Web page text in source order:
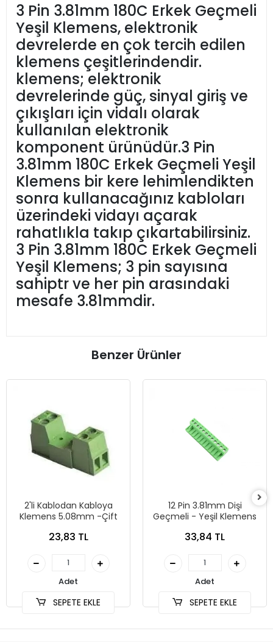
3 Pin 3.81mm 180C Erkek Geçmeli
Yeşil Klemens, elektronik
devrelerde en çok tercih edilen
klemens çeşitlerindendir.
klemens; elektronik
devrelerinde güç, sinyal giriş ve
çıkışları için vidalı olarak
kullanılan elektronik
komponent ürünüdür.3 Pin
3.81mm 180C Erkek Geçmeli Yeşil
Klemens bir kere lehimlendikten
sonra kullanacağınız kabloları
üzerindeki vidayı açarak
rahatlıkla takıp çıkartabilirsiniz.
3 Pin 3.81mm 180C Erkek Geçmeli
Yeşil Klemens; 3 pin sayısına
sahiptr ve her pin arasındaki
mesafe 3.81mmdir.
Benzer Ürünler
2'li Kablodan Kabloya
Klemens 5.08mm -Çift
23,83 TL
Adet
SEPETE EKLE
12 Pin 3.81mm Dişi
Geçmeli - Yeşil Klemens
33,84 TL
Adet
SEPETE EKLE